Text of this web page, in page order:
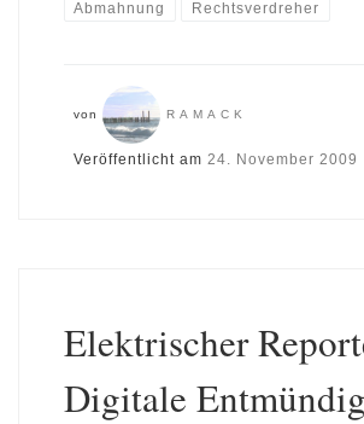
Abmahnung Rechtsverdreher
von RAMACK
Veröffentlicht am 24. November 2009
Elektrischer
Digitale